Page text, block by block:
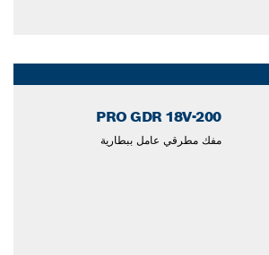
PRO GDR 18V-200
مفك مطرقي عامل ببطارية